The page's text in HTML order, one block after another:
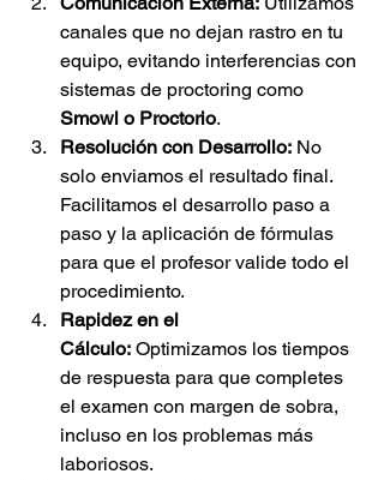
canales que no dejan rastro en tu
equipo, evitando interferencias con
sistemas de proctoring como
Smowl o Proctorio.
Resolución con Desarrollo: No
solo enviamos el resultado final.
Facilitamos el desarrollo paso a
paso y la aplicación de fórmulas
para que el profesor valide todo el
procedimiento.
Rapidez en el
Cálculo: Optimizamos los tiempos
de respuesta para que completes
el examen con margen de sobra,
incluso en los problemas más
laboriosos.